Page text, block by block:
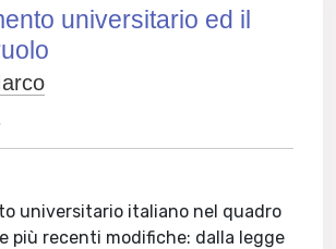
universitario ed il
universitario italiano nel quadro
più recenti modifiche: dalla legge